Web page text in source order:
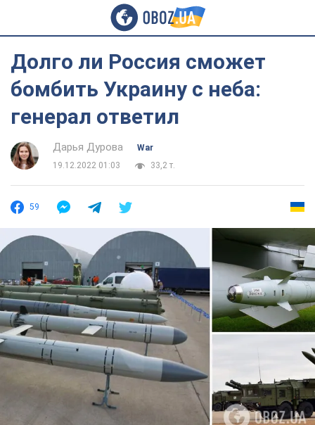
Долго ли Россия сможет
бомбить Украину с неба:
генерал ответил
Дарья Дурова
War
19.12.2022 01:03
33,2 т.
59